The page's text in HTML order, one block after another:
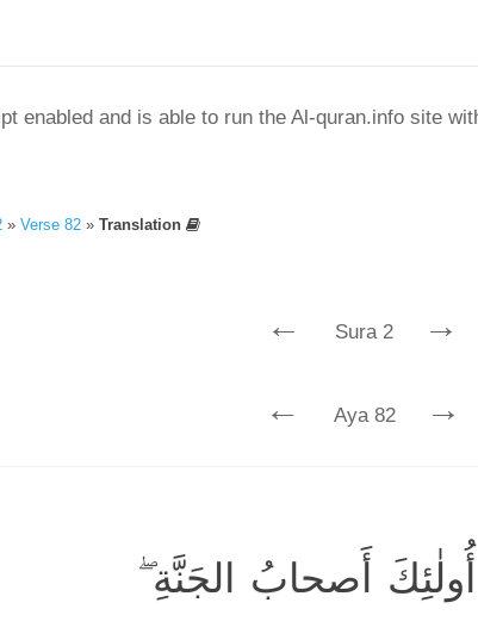
enabled and is able to run the Al-quran.info site
» Verse 82 » Translation
← Sura 2 →
← Aya 82 →
أُولٰئِكَ أَصحابُ الجَنَّةِ